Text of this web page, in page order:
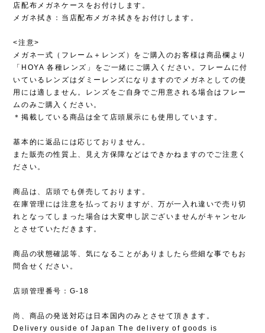
店配布メガネケースをお付けします。
メガネ拭き：当店配布メガネ拭きをお付けします。
<注意>
メガネ一式（フレーム＋レンズ）をご購入のお客様は商品欄より
「HOYA 各種レンズ」をご一緒にご購入ください。フレームに付
いているレンズはダミーレンズになりますのでメガネとしての使
用には適しません。レンズをご自身でご用意される場合はフレー
ムのみご購入ください。
＊掲載している商品は全て店頭展示にも使用しています。
基本的に返品には応じておりません。
また販売の性質上、見え方保障などはできかねますのでご注意く
ださい。
商品は、店頭でも併売しております。
在庫管理には注意を払っておりますが、万が一入れ違いで売り切
れとなってしまった場合は大変申し訳ございませんがキャンセル
とさせていただきます。
商品の状態確認等、気になることがありましたら些細な事でもお
問合せください。
店頭管理番号：G-18
尚、商品の発送対応は日本国内のみとさせて頂きます。
Delivery ouside of Japan The delivery of goods is